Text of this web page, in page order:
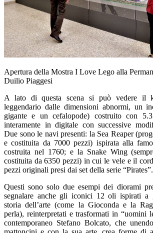
Apertura della Mostra I Love Lego alla
Duilio Piaggesi
A lato di questa scena si può vedere il
leggendario dalle dimensioni abnormi, un
gigante e un cefalopode) costruito con
interamente in digitale con successive
Due sono le navi presenti: la Sea Reaper
e costituita da 7000 pezzi) ispirata alla
costruita nel 1760; e la Snake Wing
costituita da 6350 pezzi) in cui le vele e il
pezzi originali presi dai set della serie “Pirates”.
Questi sono solo due esempi dei diorami
segnalare anche gli iconici 12 oli ispirati a
storia dell’arte (come la Gioconda e la
perla), reinterpretati e trasformati in “uomini
contemporaneo Stefano Bolcato, che